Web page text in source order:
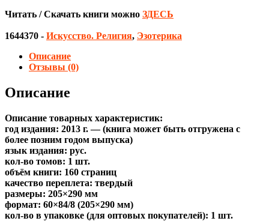
Читать / Скачать книги можно ЗДЕСЬ
1644370 - Искусство. Религия, Эзотерика
Описание
Отзывы (0)
Описание
Описание товарных характеристик:
год издания: 2013 г. — (книга может быть отгружена c
более позним годом выпуска)
язык издания: рус.
кол-во томов: 1 шт.
объём книги: 160 страниц
качество переплета: твердый
размеры: 205×290 мм
формат: 60×84/8 (205×290 мм)
кол-во в упаковке (для оптовых покупателей): 1 шт.